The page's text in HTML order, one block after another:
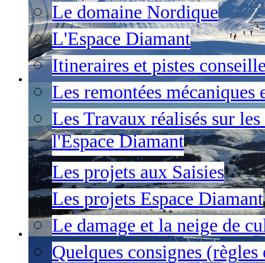
Le domaine Nordique
L'Espace Diamant
Itineraires et pistes
Les remontées mécaniques
Les Travaux réalisés sur
l'Espace Diamant
Les projets aux Saisies
Les projets Espace Diamant
Le damage et la neige de
Quelques consignes (règles